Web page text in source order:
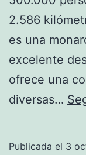
2.586
es una
excelente
ofrece una
diversas…
Publicada el 3